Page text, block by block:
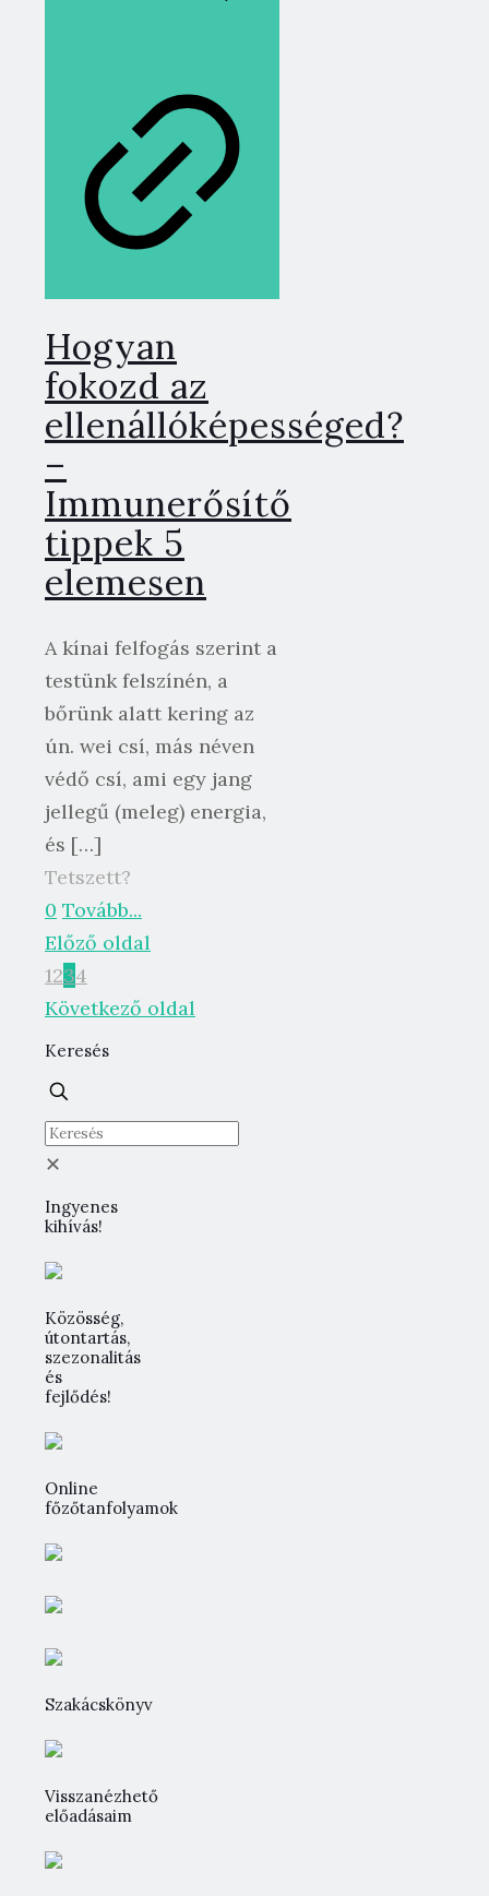
Hogyan
fokozd az
ellenállóképességed?
–
Immunerősítő
tippek 5
elemesen
A kínai felfogás szerint a
testünk felszínén, a
bőrünk alatt kering az
ún. wei csí, más néven
védő csí, ami egy jang
jellegű (meleg) energia,
és […]
Tetszett?
0 Tovább...
Előző oldal
1234
Következő oldal
Keresés
✕
Ingyenes
kihívás!
Közösség,
útontartás,
szezonalitás
és
fejlődés!
Online
főzőtanfolyamok
Szakácskönyv
Visszanézhető
előadásaim